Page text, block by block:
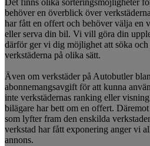
Det finns olika sorteringsmöjligheter
behöver en överblick över
har fått en offert och behöver välja en
eller serva din bil. Vi vill göra din
därför ger vi dig möjlighet att söka
verkstäderna på olika sätt.
Även om verkstäder på Autobutler
abonnemangsavgift för att kunna
inte verkstädernas ranking eller
bilägare har bett om en offert.
som lyfter fram den enskilda
verkstad har fått exponering anger vi
annons.